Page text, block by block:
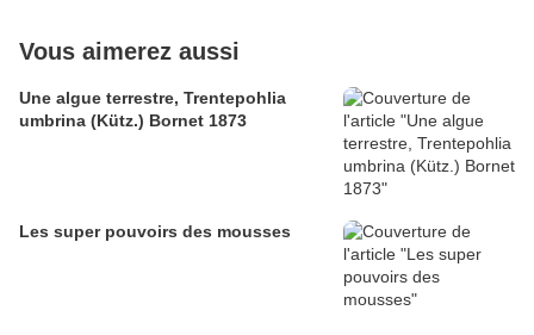
Vous aimerez aussi
Une algue terrestre, Trentepohlia
umbrina (Kütz.) Bornet 1873
Les super pouvoirs des mousses